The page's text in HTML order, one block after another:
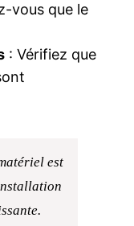
vous que le
: Vérifiez que
est